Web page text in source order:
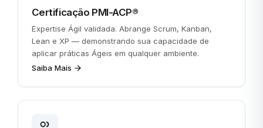
Certificação PMI-ACP®
Expertise Ágil validada. Abrange Scrum, Kanban,
Lean e XP — demonstrando sua capacidade de
aplicar práticas Ágeis em qualquer ambiente.
Saiba Mais